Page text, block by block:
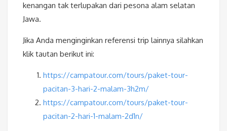
kenangan tak terlupakan dari pesona alam selatan
Jawa.
Jika Anda menginginkan referensi trip lainnya silahkan
klik tautan berikut ini:
https://campatour.com/tours/paket-tour-
pacitan-3-hari-2-malam-3h2m/
https://campatour.com/tours/paket-tour-
pacitan-2-hari-1-malam-2d1n/